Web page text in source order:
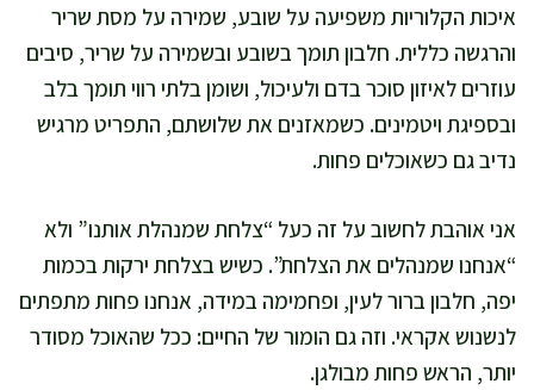
איכות הקלוריות משפיעה על שובע, שמירה על מסת שריר
והרגשה כללית. חלבון תומך בשובע ובשמירה על שריר, סיבים
עוזרים לאיזון סוכר בדם ולעיכול, ושומן בלתי רווי תומך בלב
ובספיגת ויטמינים. כשמאזנים את שלושתם, התפריט מרגיש
נדיב גם כשאוכלים פחות.
אני אוהבת לחשוב על זה כעל “צלחת שמנהלת אותנו” ולא
“אנחנו שמנהלים את הצלחת”. כשיש בצלחת ירקות בכמות
יפה, חלבון ברור לעין, ופחמימה במידה, אנחנו פחות מתפתים
לנשנוש אקראי. וזה גם הומור של החיים: ככל שהאוכל מסודר
יותר, הראש פחות מבולגן.